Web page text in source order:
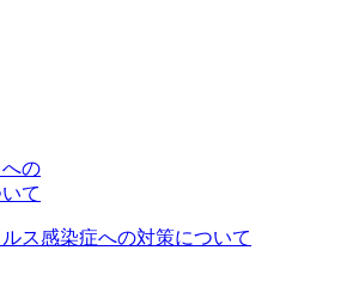
の
て
ス感染症への対策について